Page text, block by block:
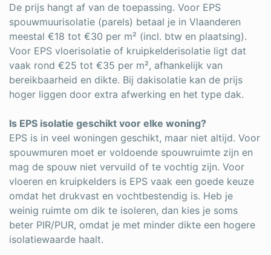
De prijs hangt af van de toepassing. Voor EPS
spouwmuurisolatie (parels) betaal je in Vlaanderen
meestal €18 tot €30 per m² (incl. btw en plaatsing).
Voor EPS vloerisolatie of kruipkelderisolatie ligt dat
vaak rond €25 tot €35 per m², afhankelijk van
bereikbaarheid en dikte. Bij dakisolatie kan de prijs
hoger liggen door extra afwerking en het type dak.
Is EPS isolatie geschikt voor elke woning?
EPS is in veel woningen geschikt, maar niet altijd. Voor
spouwmuren moet er voldoende spouwruimte zijn en
mag de spouw niet vervuild of te vochtig zijn. Voor
vloeren en kruipkelders is EPS vaak een goede keuze
omdat het drukvast en vochtbestendig is. Heb je
weinig ruimte om dik te isoleren, dan kies je soms
beter PIR/PUR, omdat je met minder dikte een hogere
isolatiewaarde haalt.